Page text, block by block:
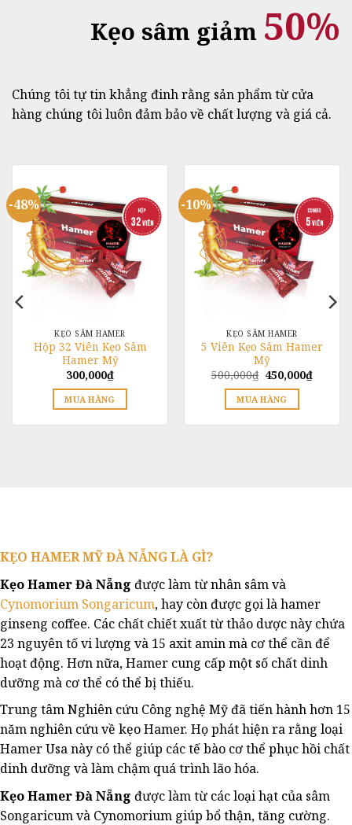
chọn
chọn
trên
phẩm
Kẹo sâm giảm 50%
Chúng tôi tự tin khẳng đinh rằng sản phẩm từ cửa
hàng chúng tôi luôn đảm bảo về chất lượng và giá cả.
-48%
KẸO SÂM HAMER
Hộp 32 Viên Kẹo Sâm
Hamer Mỹ
300,000₫
MUA HÀNG
tùy
chọn
có
thể
được
chọn
trên
trang
sản
-10%
KẸO SÂM HAMER
5 Viên Kẹo Sâm Hamer
Mỹ
500,000₫ Giá
gốc
là:
500,000₫.
450,000₫Giá
hiện
MUA HÀNG
KẸO HAMER MỸ ĐÀ NẴNG LÀ GÌ?
Kẹo Hamer Đà Nẵng được làm từ nhân sâm và
Cynomorium Songaricum, hay còn được gọi là hamer
ginseng coffee. Các chất chiết xuất từ ​​thảo dược này chứa
23 nguyên tố vi lượng và 15 axit amin mà cơ thể cần để
hoạt động. Hơn nữa, Hamer cung cấp một số chất dinh
dưỡng mà cơ thể có thể bị thiếu.
Trung tâm Nghiên cứu Công nghệ Mỹ đã tiến hành hơn 15
năm nghiên cứu về kẹo Hamer. Họ phát hiện ra rằng loại
Hamer Usa này có thể giúp các tế bào cơ thể phục hồi chất
dinh dưỡng và làm chậm quá trình lão hóa.
Kẹo Hamer Đà Nẵng được làm từ các loại hạt của sâm
Songaricum và Cynomorium giúp bổ thận, tăng cường.